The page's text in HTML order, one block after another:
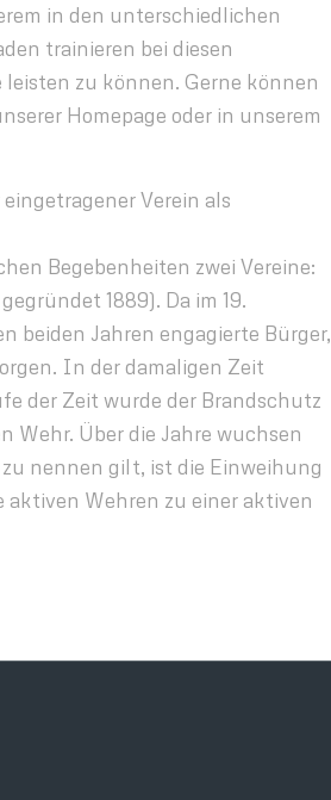
in den unterschiedlichen
trainieren bei diesen
zu können. Gerne können
Homepage oder in unserem
Verein als
Begebenheiten zwei Vereine:
1889). Da im 19.
beiden Jahren engagierte Bürger,
In der damaligen Zeit
der Zeit wurde der Brandschutz
Wehr. Über die Jahre wuchsen
nennen gilt, ist die Einweihung
aktiven Wehren zu einer aktiven